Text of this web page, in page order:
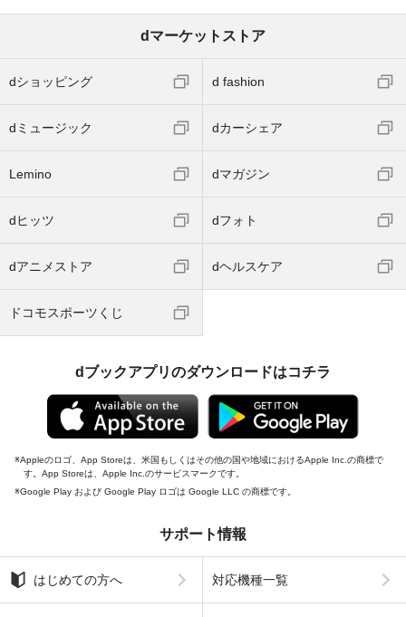
dマーケットストア
dショッピング d fashion
dミュージック dカーシェア
Lemino dマガジン
dヒッツ dフォト
dアニメストア dヘルスケア
ドコモスポーツくじ
dブックアプリのダウンロードはコチラ
Appleのロゴ、App Storeは、米国もしくはその他の国や地域におけるApple Inc.の商標で
す。App Storeは、Apple Inc.のサービスマークです。
Google Play および Google Play ロゴは Google LLC の商標です。
サポート情報
はじめての方へ 対応機種一覧